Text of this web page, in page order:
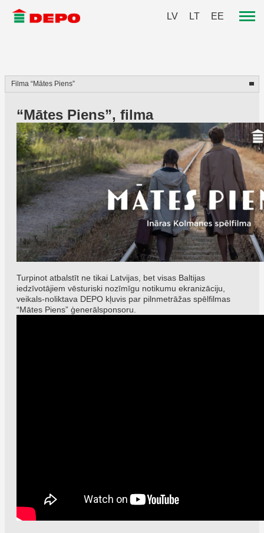
LV LT EE
“Mātes Piens”, filma
Turpinot atbalstīt ne tikai Latvijas, bet visas Baltijas
iedzīvotājiem vēsturiski nozīmīgu notikumu ekranizāciju,
veikals-noliktava DEPO kļuvis par pilnmetrāžas spēlfilmas
“Mātes Piens” ģenerālsponsoru.